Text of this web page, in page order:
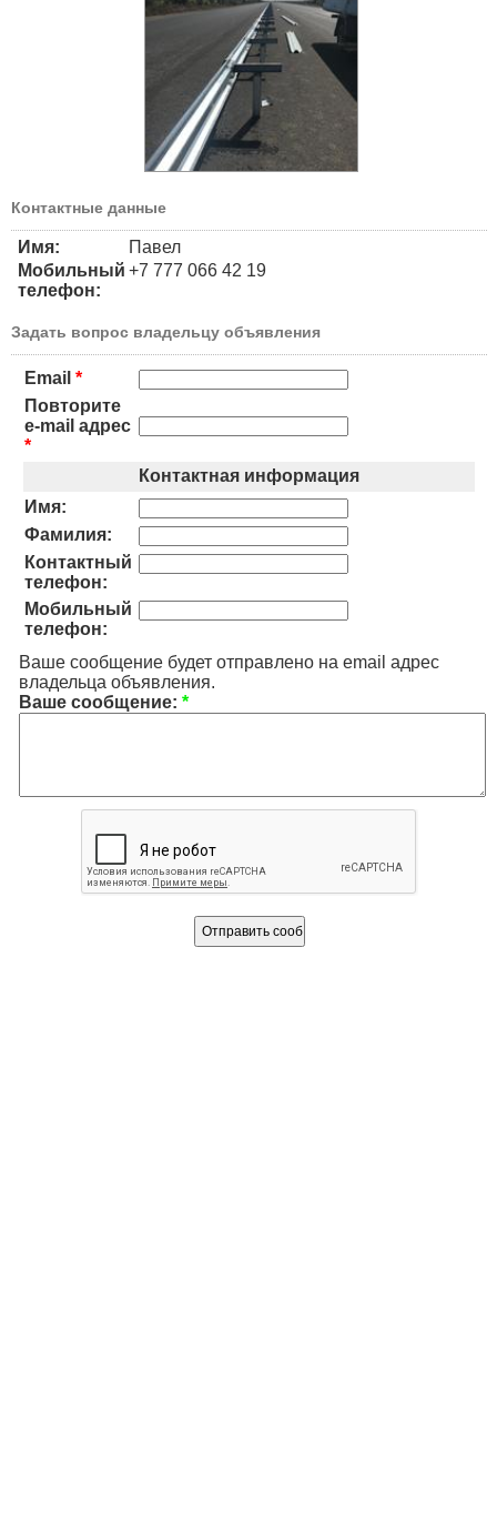
Контактные данные
Имя:
Павел
Мобильный
телефон:
+7 777 066 42 19
Задать вопрос владельцу объявления
Email *
Повторите
e-mail адрес
*
Контактная информация
Имя:
Фамилия:
Контактный
телефон:
Мобильный
телефон:
Ваше сообщение будет отправлено на email адрес
владельца объявления.
Ваше сообщение: *